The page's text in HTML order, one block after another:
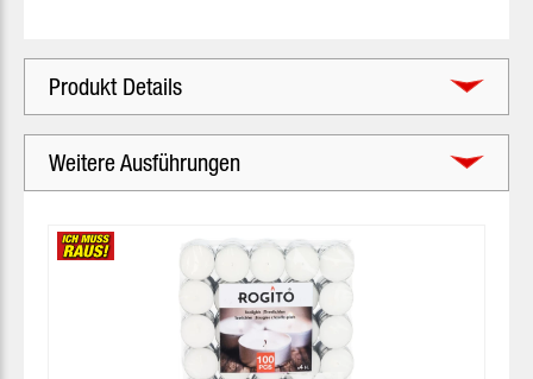
Produkt Details
Weitere Ausführungen